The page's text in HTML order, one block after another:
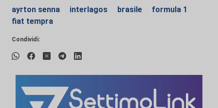
ayrton senna interlagos brasile
formula 1
fiat tempra
Condividi: